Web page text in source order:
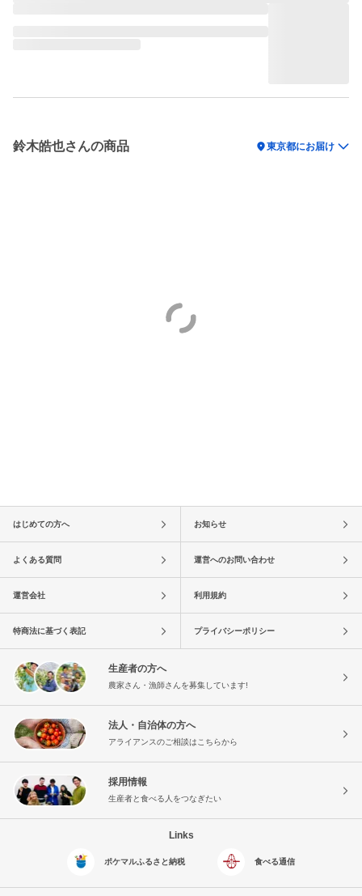
鈴木皓也さんの商品 location_on東京都にお届け
はじめての方へ お知らせ
よくある質問 運営へのお問い合わせ
運営会社 利用規約
特商法に基づく表記 プライバシーポリシー
生産者の方へ
農家さん・漁師さんを募集しています!
法人・自治体の方へ
アライアンスのご相談はこちらから
採用情報
生産者と食べる人をつなぎたい
Links
ポケマルふるさと納税 食べる通信